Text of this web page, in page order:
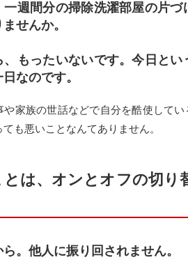
一週間分の掃除洗濯部屋の片
せんか。
、もったいないです。今日と
なのです。
や家族の世話などで自分を酷使して
も悪いことなんてありません。
とは、オンとオフの切り
。他人に振り回されません。